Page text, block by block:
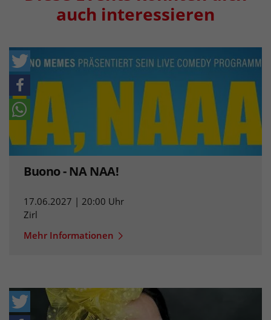
auch interessieren
Buono - NA NAA!
17.06.2027 | 20:00 Uhr
Zirl
Mehr Informationen